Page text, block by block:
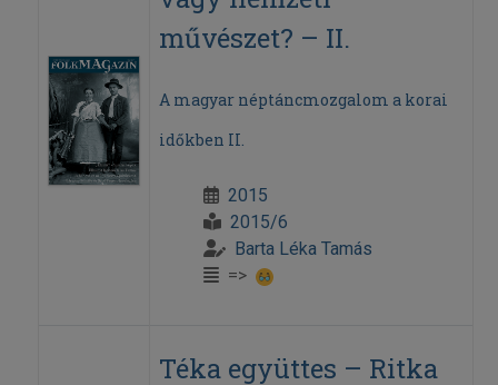
művészet? – II.
A magyar néptáncmozgalom a korai
időkben II.
2015
2015/6
Barta Léka Tamás
=>
Téka együttes – Ritka